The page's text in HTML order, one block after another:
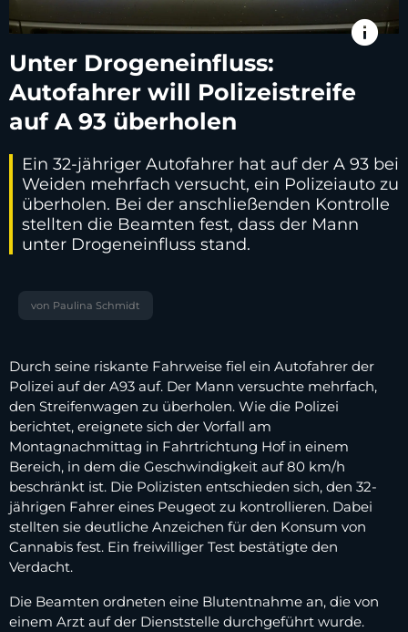
info
Unter Drogeneinfluss:
Autofahrer will Polizeistreife
auf A 93 überholen
Ein 32-jähriger Autofahrer hat auf der A 93 bei
Weiden mehrfach versucht, ein Polizeiauto zu
überholen. Bei der anschließenden Kontrolle
stellten die Beamten fest, dass der Mann
unter Drogeneinfluss stand.
von Paulina Schmidt
Durch seine riskante Fahrweise fiel ein Autofahrer der
Polizei auf der A93 auf. Der Mann versuchte mehrfach,
den Streifenwagen zu überholen. Wie die Polizei
berichtet, ereignete sich der Vorfall am
Montagnachmittag in Fahrtrichtung Hof in einem
Bereich, in dem die Geschwindigkeit auf 80 km/h
beschränkt ist. Die Polizisten entschieden sich, den 32-
jährigen Fahrer eines Peugeot zu kontrollieren. Dabei
stellten sie deutliche Anzeichen für den Konsum von
Cannabis fest. Ein freiwilliger Test bestätigte den
Verdacht.
Die Beamten ordneten eine Blutentnahme an, die von
einem Arzt auf der Dienststelle durchgeführt wurde.